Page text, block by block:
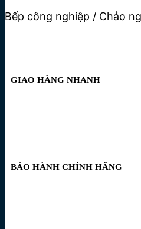
Bếp công nghiệp / Chảo
GIAO HÀNG NHANH
BẢO HÀNH CHÍNH HÃNG